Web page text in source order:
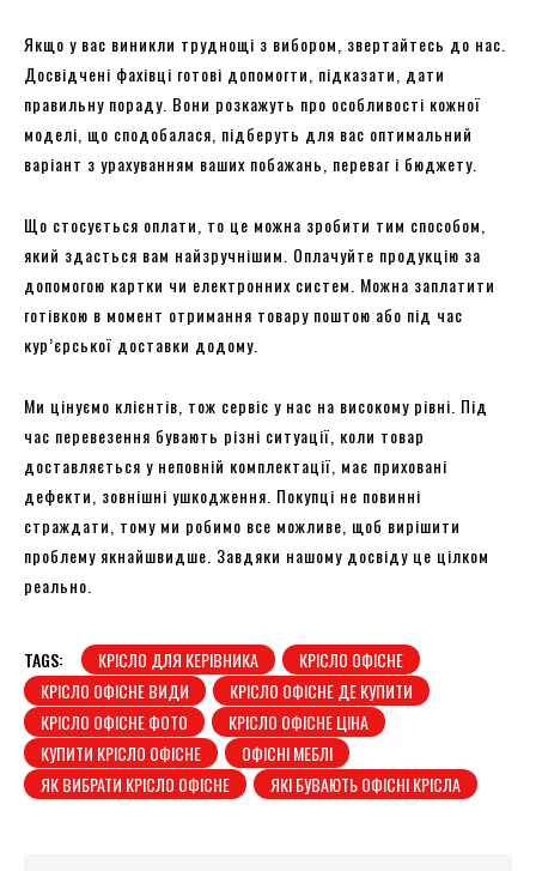
Якщо у вас виникли труднощі з вибором, звертайтесь до нас.
Досвідчені фахівці готові допомогти, підказати, дати
правильну пораду. Вони розкажуть про особливості кожної
моделі, що сподобалася, підберуть для вас оптимальний
варіант з урахуванням ваших побажань, переваг і бюджету.
Що стосується оплати, то це можна зробити тим способом,
який здасться вам найзручнішим. Оплачуйте продукцію за
допомогою картки чи електронних систем. Можна заплатити
готівкою в момент отримання товару поштою або під час
кур’єрської доставки додому.
Ми цінуємо клієнтів, тож сервіс у нас на високому рівні. Під
час перевезення бувають різні ситуації, коли товар
доставляється у неповній комплектації, має приховані
дефекти, зовнішні ушкодження. Покупці не повинні
страждати, тому ми робимо все можливе, щоб вирішити
проблему якнайшвидше. Завдяки нашому досвіду це цілком
реально.
TAGS: КРІСЛО ДЛЯ КЕРІВНИКА
КРІСЛО ОФІСНЕ
КРІСЛО ОФІСНЕ ВИДИ
КРІСЛО ОФІСНЕ ДЕ КУПИТИ
КРІСЛО ОФІСНЕ ФОТО
КРІСЛО ОФІСНЕ ЦІНА
КУПИТИ КРІСЛО ОФІСНЕ
ОФІСНІ МЕБЛІ
ЯК ВИБРАТИ КРІСЛО ОФІСНЕ
ЯКІ БУВАЮТЬ ОФІСНІ КРІСЛА